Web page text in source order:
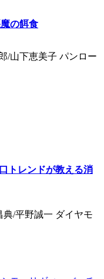
の餌食
/山下恵美子 パンロー
トレンドが教える消
/平野誠一 ダイヤモ